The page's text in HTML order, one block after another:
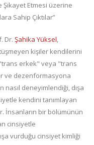
Şikayet Etmesi üzerine
Sahip Çıktılar”
Dr. Şahika Yüksel,
kişiler kendilerini
erkek" veya "trans
ve dezenformasyona
nasıl deneyimlendiği, dışa
kendini tanımlayan
İnsanların bir bölümünün
cinsiyetle
vurduğu cinsiyet kimliği